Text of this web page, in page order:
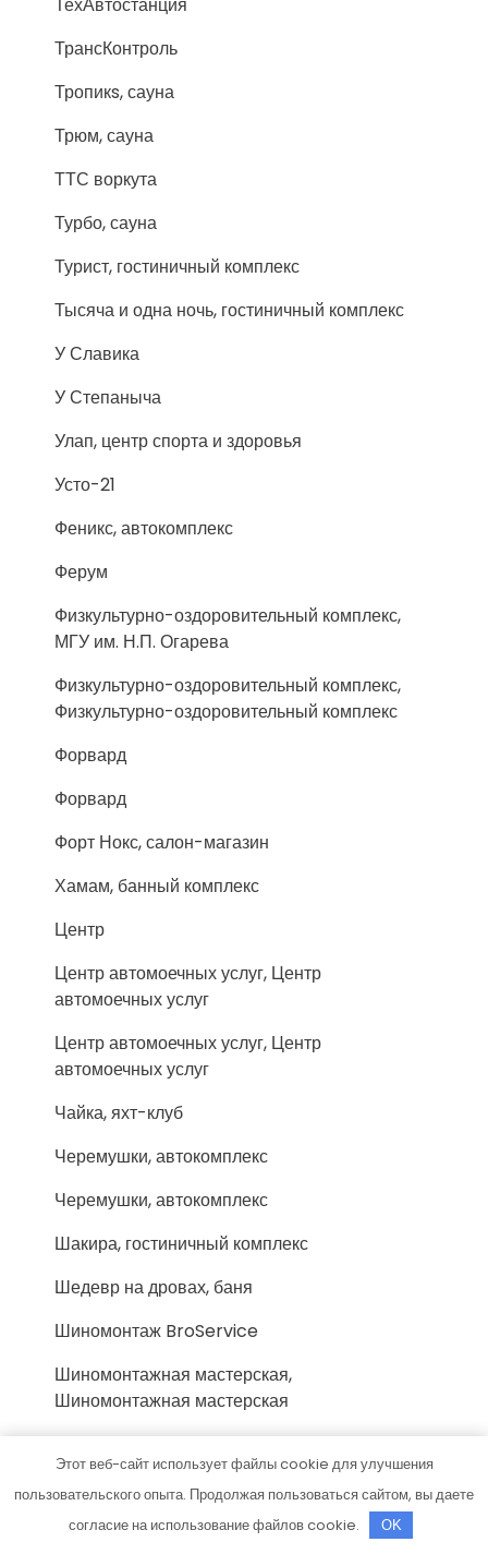
ТрансКонтроль
Тропикs, сауна
Трюм, сауна
ТТС воркута
Турбо, сауна
Турист, гостиничный комплекс
Тысяча и одна ночь, гостиничный комплекс
У Славика
У Степаныча
Улап, центр спорта и здоровья
Усто-21
Феникс, автокомплекс
Ферум
Физкультурно-оздоровительный комплекс,
МГУ им. Н.П. Огарева
Физкультурно-оздоровительный комплекс,
Физкультурно-оздоровительный комплекс
Форвард
Форвард
Форт Нокс, салон-магазин
Хамам, банный комплекс
Центр
Центр автомоечных услуг, Центр
автомоечных услуг
Центр автомоечных услуг, Центр
автомоечных услуг
Чайка, яхт-клуб
Черемушки, автокомплекс
Черемушки, автокомплекс
Шакира, гостиничный комплекс
Шедевр на дровах, баня
Шиномонтаж BroService
Шиномонтажная мастерская,
Шиномонтажная мастерская
Эверест, VIP-сауна
Эдельвейс, парк-отель на берегу реки
Экономстрой, магазин
Этот веб-сайт использует файлы cookie для улучшения
пользовательского опыта. Продолжая пользоваться сайтом, вы даете
согласие на использование файлов cookie.
OK